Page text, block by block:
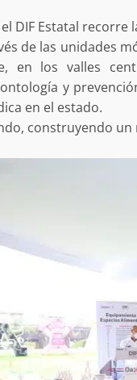
DIF Estatal
de las unidades
en los valles
y
en el estado.
construyendo un